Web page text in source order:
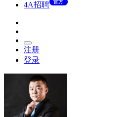
4A招聘 官方
注册
登录